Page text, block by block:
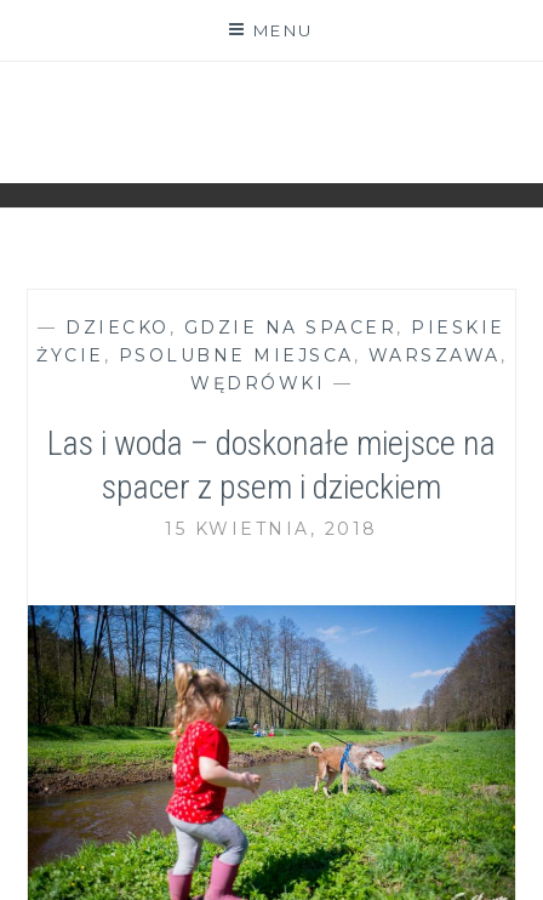
MENU
— DZIECKO , GDZIE NA SPACER , PIESKIE
ŻYCIE , PSOLUBNE MIEJSCA , WARSZAWA ,
WĘDRÓWKI
—
Las i woda – doskonałe miejsce na
spacer z psem i dzieckiem
15 KWIETNIA, 2018